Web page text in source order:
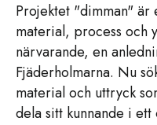
Projektet "dimman" är
material, process och
närvarande, en
Fjäderholmarna. Nu
material och uttryck
dela sitt kunnande i ett